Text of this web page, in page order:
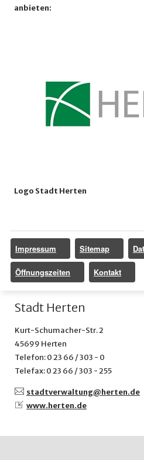
anbieten:
Logo Stadt Herten
Impressum Sitemap
Öffnungszeiten Kontakt
Stadt Herten
Kurt-Schumacher-Str. 2
45699 Herten
Telefon: 0 23 66 / 303 - 0
Telefax: 0 23 66 / 303 - 255
stadtverwaltung@herten.de
www.herten.de